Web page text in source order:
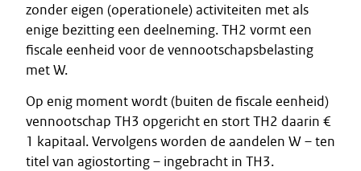
zonder eigen (operationele) activiteiten met als
enige bezitting een deelneming. TH2 vormt een
fiscale eenheid voor de vennootschapsbelasting
met W.
Op enig moment wordt (buiten de fiscale eenheid)
vennootschap TH3 opgericht en stort TH2 daarin €
1 kapitaal. Vervolgens worden de aandelen W – ten
titel van agiostorting – ingebracht in TH3.